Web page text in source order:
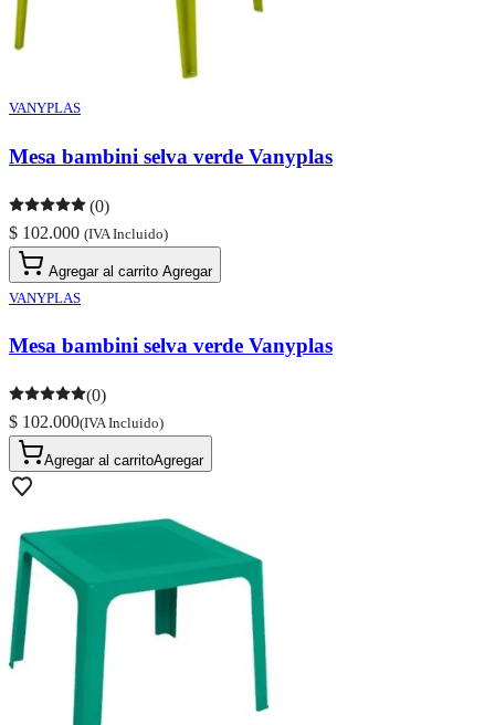
VANYPLAS
Mesa bambini selva verde Vanyplas
(0)
$ 102.000 (IVA Incluido)
Agregar al carrito Agregar
VANYPLAS
Mesa bambini selva verde Vanyplas
(0)
$ 102.000(IVA Incluido)
Agregar al carritoAgregar